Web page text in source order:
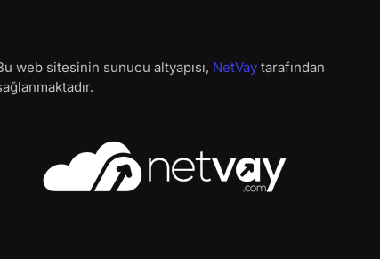
web sitesinin sunucu altyapısı, NetVay tarafından